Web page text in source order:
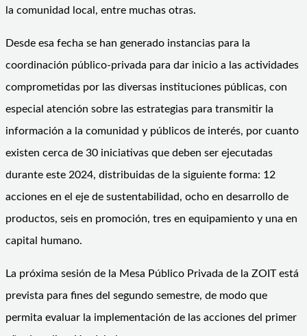
la comunidad local, entre muchas otras.
Desde esa fecha se han generado instancias para la
coordinación público-privada para dar inicio a las actividades
comprometidas por las diversas instituciones públicas, con
especial atención sobre las estrategias para transmitir la
información a la comunidad y públicos de interés, por cuanto
existen cerca de 30 iniciativas que deben ser ejecutadas
durante este 2024, distribuidas de la siguiente forma: 12
acciones en el eje de sustentabilidad, ocho en desarrollo de
productos, seis en promoción, tres en equipamiento y una en
capital humano.
La próxima sesión de la Mesa Público Privada de la ZOIT está
prevista para fines del segundo semestre, de modo que
permita evaluar la implementación de las acciones del primer